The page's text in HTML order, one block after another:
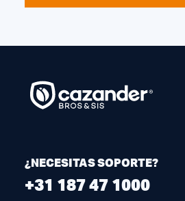
¿NECESITAS SOPORTE?
+31 187 47 1000